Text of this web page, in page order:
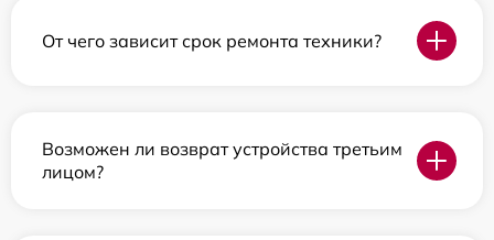
От чего зависит срок ремонта техники?
Возможен ли возврат устройства третьим
лицом?